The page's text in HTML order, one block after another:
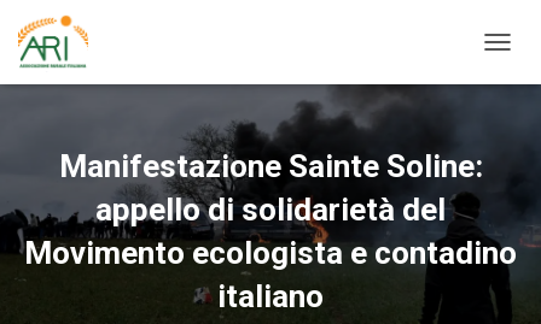
A
O
N
Manifestazione Sainte Soline:
appello di solidarietà del
Movimento ecologista e contadino
italiano